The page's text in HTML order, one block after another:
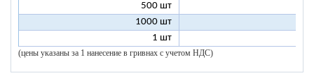
500 шт
1000 шт
1 шт
(цены указаны за 1 нанесение в гривнах с учетом НДС)